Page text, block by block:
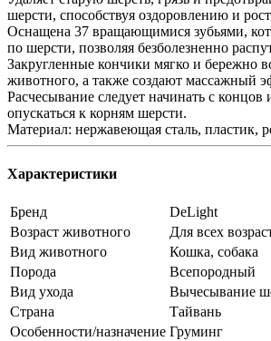
шерсти, способствуя оздоровлению и
Оснащена 37 вращающимися зубьями,
по шерсти, позволяя безболезненно
Закругленные кончики мягко и бережно
животного, а также создают массажный
Расчесывание следует начинать с концов
опускаться к корням шерсти.
Материал: нержавеющая сталь, пластик,
Характеристики
Бренд
DeLight
Возраст животного
Для всех
Вид животного
Кошка, собака
Порода
Всепородный
Вид ухода
Вычесывание
Страна
Тайвань
Особенности/назначение Груминг